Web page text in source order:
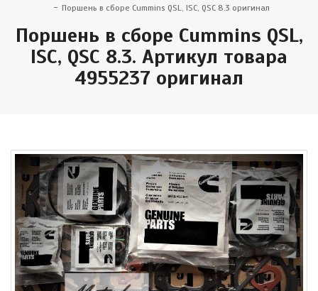
Поршень в сборе Cummins QSL, ISC, QSC 8.3 оригинал
Поршень в сборе Cummins QSL,
ISC, QSC 8.3. Артикул товара
4955237 оригинал